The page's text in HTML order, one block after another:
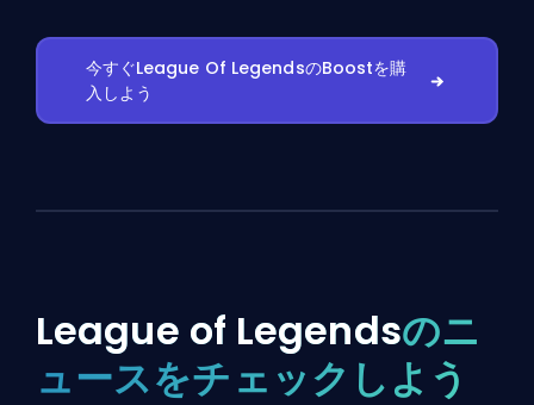
今すぐLeague Of LegendsのBoostを購
入しよう
League of Legendsのニ
ュースをチェックしよう